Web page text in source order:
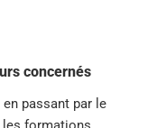
concernés
passant par le